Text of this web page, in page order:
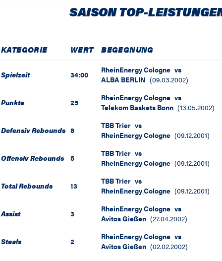
SAISON TOP-
KATEGORIE WERT BEGEGNUNG
Spielzeit 34:00 RheinEnergy Cologne vs
ALBA BERLIN (09.03.2002)
Punkte 25 RheinEnergy Cologne vs
Telekom Baskets Bonn (13.05.2002)
Defensiv Rebounds 8 TBB Trier vs
RheinEnergy Cologne (09.12.2001)
Offensiv Rebounds 5 TBB Trier vs
RheinEnergy Cologne (09.12.2001)
Total Rebounds 13 TBB Trier vs
RheinEnergy Cologne (09.12.2001)
Assist 3 RheinEnergy Cologne vs
Avitos Gießen (27.04.2002)
Steals 2 RheinEnergy Cologne vs
Avitos Gießen (02.02.2002)